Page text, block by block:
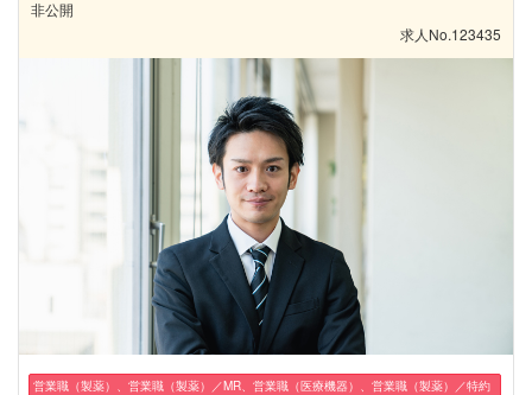
非公開
求人No.123435
営業職（製薬）、営業職（製薬）／MR、営業職（医療機器）、営業職（製薬）／特約